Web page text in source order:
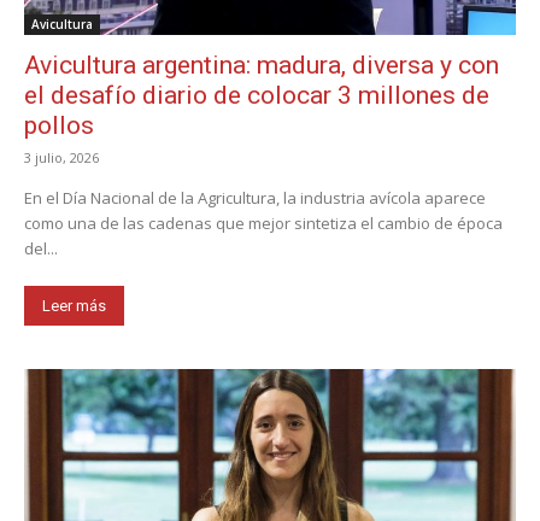
Avicultura
Avicultura argentina: madura, diversa y con
el desafío diario de colocar 3 millones de
pollos
3 julio, 2026
En el Día Nacional de la Agricultura, la industria avícola aparece
como una de las cadenas que mejor sintetiza el cambio de época
del...
Leer más